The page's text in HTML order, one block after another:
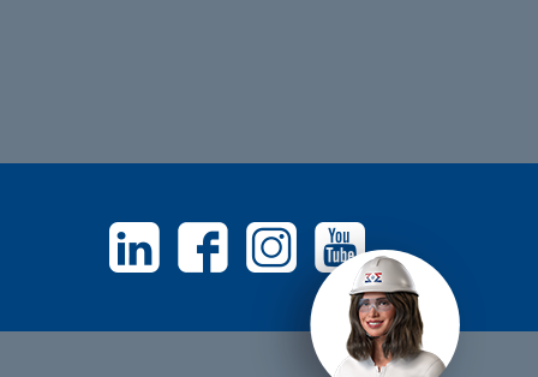
Linkedin Facebook Instagram